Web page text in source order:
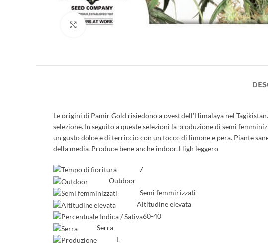
Clicca per ingrandire
Le origini di Pamir Gold risiedono a ovest dell’Himalaya nel
selezione. In seguito a queste selezioni la produzione di semi
un gusto dolce e di terriccio con un tocco di limone e pera. Piante
della media. Produce bene anche indoor. High leggero
7
Outdoor
Semi femminizzati
Altitudine elevata
60-40
Serra
L